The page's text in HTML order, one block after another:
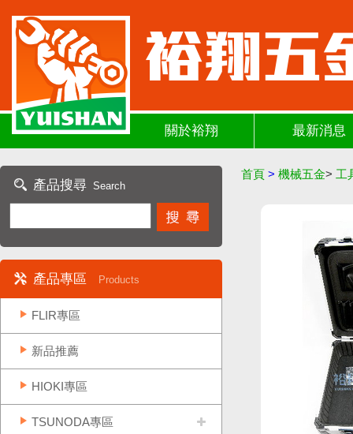
關於裕翔 最新消息
產品搜尋 Search
產品專區 Products
FLIR專區
新品推薦
HIOKI專區
TSUNODA專區
首頁 > 機械五金> 工